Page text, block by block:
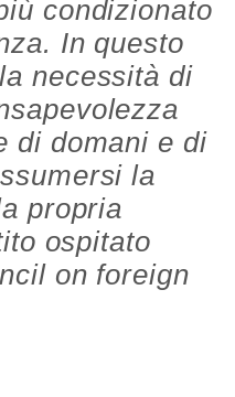
condizionato
In questo
necessità di
di domani e di
la
propria
ospitato
on foreign